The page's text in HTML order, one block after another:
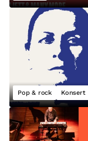
Pop & rock Konsert